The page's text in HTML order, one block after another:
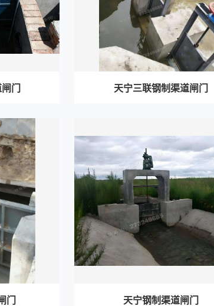
门 天宁三联钢制渠道闸门
门 天宁钢制渠道闸门